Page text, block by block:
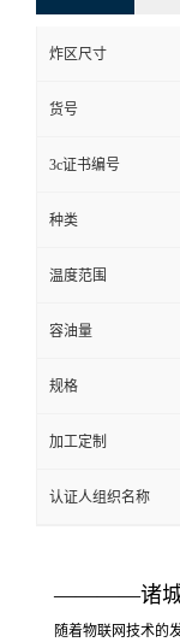
炸区尺寸
货号
3c证书编号
种类
温度范围
容油量
规格
加工定制
认证人组织名称
————诸城
随着物联网技术的